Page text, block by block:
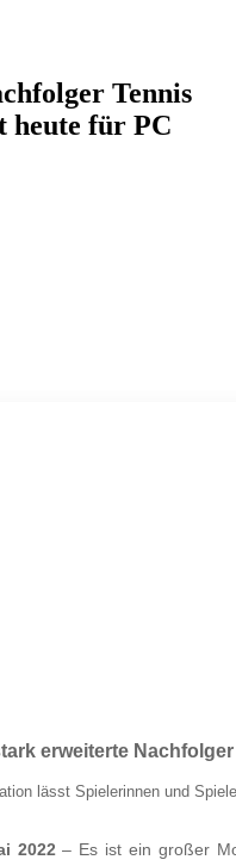
Tennis
heute für PC
erweiterte
lässt Spielerinnen und
2022 – Es ist ein großer